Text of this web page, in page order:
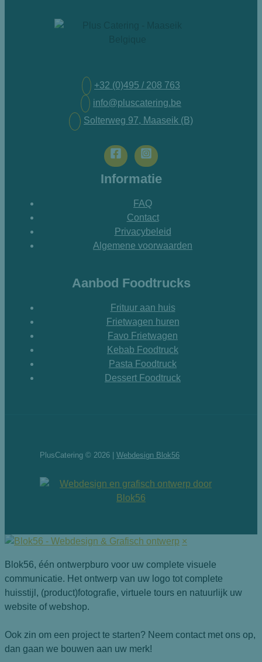
+32 (0)495 / 208 763
info@pluscatering.be
Solterweg 97, Maaseik (B)
Informatie
FAQ
Contact
Privacybeleid
Algemene voorwaarden
Aanbod Foodtrucks
Frituur aan huis
Frietwagen huren
Favo Frietwagen
Kebab Foodtruck
Pasta Foodtruck
Dessert Foodtruck
PlusCatering © 2026 | Webdesign Blok56
×
Blok56, één ontwerpburo voor uw complete visuele
communicatie. Het ontwerp van uw logo tot complete
huisstijl, (product)fotografie, virtuele tours en natuurlijk uw
website of webshop.
Ook zin om een project te starten? Neem contact met ons op,
dan gaan we bouwen aan uw merk!